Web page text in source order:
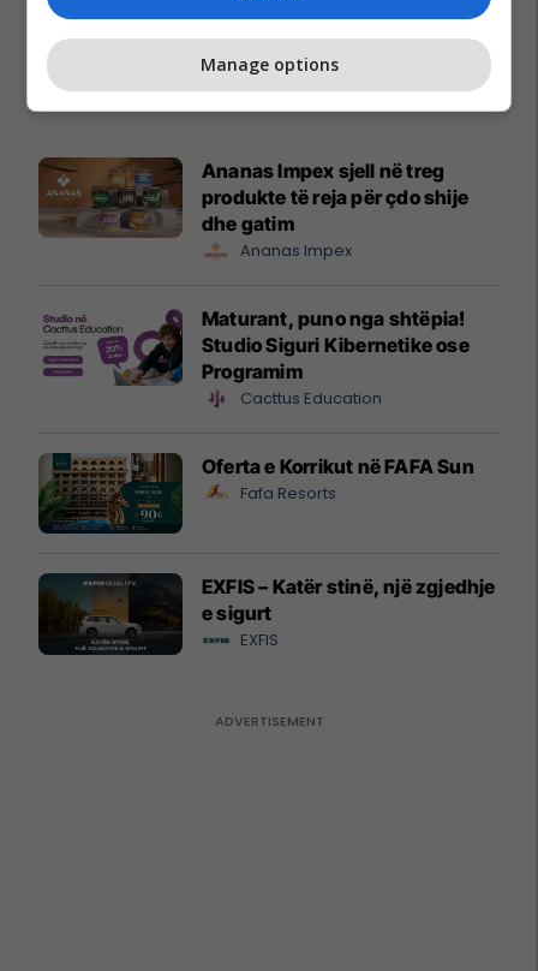
Promo
Ananas Impex sjell në treg
produkte të reja për çdo shije
dhe gatim
Ananas Impex
Maturant, puno nga shtëpia!
Studio Siguri Kibernetike ose
Programim
Cacttus Education
Oferta e Korrikut në FAFA Sun
Fafa Resorts
EXFIS – Katër stinë, një zgjedhje
e sigurt
EXFIS
Manage options